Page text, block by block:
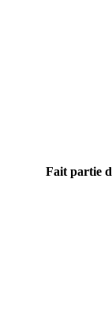
Fait partie